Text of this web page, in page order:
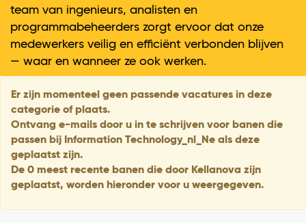
team van ingenieurs, analisten en
programmabeheerders zorgt ervoor dat onze
medewerkers veilig en efficiënt verbonden blijven
— waar en wanneer ze ook werken.
Er zijn momenteel geen passende vacatures in deze
categorie of plaats.
Ontvang e-mails door u in te schrijven voor banen die
passen bij Information Technology_nl_Ne als deze
geplaatst zijn.
De 0 meest recente banen die door Kellanova zijn
geplaatst, worden hieronder voor u weergegeven.